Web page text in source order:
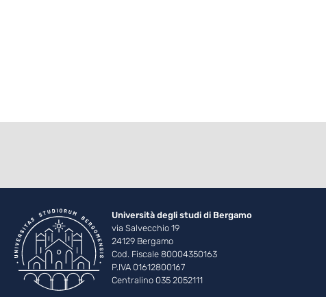
Università degli studi di Bergamo
via Salvecchio 19
24129 Bergamo
Cod. Fiscale 80004350163
P.IVA 01612800167
Centralino 035 2052111